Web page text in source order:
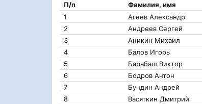
П/п Фамилия, имя
1
Агеев Александр
2
Андреев Сергей
3
Аникин Михаил
4
Балов Игорь
5
Барабаш Виктор
6
Бодров Антон
7
Бундин Андрей
8
Васяткин Дмитрий